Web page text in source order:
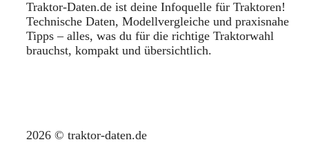
Traktor-Daten.de ist deine Infoquelle für Traktoren!
Technische Daten, Modellvergleiche und praxisnahe
Tipps – alles, was du für die richtige Traktorwahl
brauchst, kompakt und übersichtlich.
2026 © traktor-daten.de